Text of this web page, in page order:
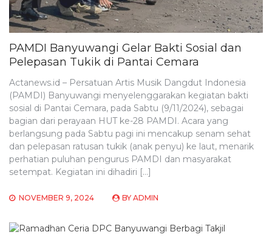
PAMDI Banyuwangi Gelar Bakti Sosial dan
Pelepasan Tukik di Pantai Cemara
Actanews.id – Persatuan Artis Musik Dangdut Indonesia
(PAMDI) Banyuwangi menyelenggarakan kegiatan bakti
sosial di Pantai Cemara, pada Sabtu (9/11/2024), sebagai
bagian dari perayaan HUT ke-28 PAMDI. Acara yang
berlangsung pada Sabtu pagi ini mencakup senam sehat
dan pelepasan ratusan tukik (anak penyu) ke laut, menarik
perhatian puluhan pengurus PAMDI dan masyarakat
setempat. Kegiatan ini dihadiri […]
NOVEMBER 9, 2024 BY ADMIN